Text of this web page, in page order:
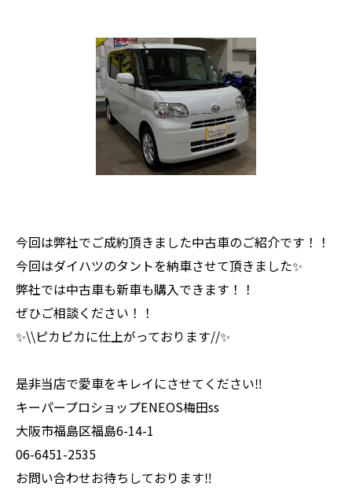
今回は弊社でご成約頂きました中古車のご紹介です！！
今回はダイハツのタントを納車させて頂きました✨
弊社では中古車も新車も購入できます！！
ぜひご相談ください！！
✨\\ピカピカに仕上がっております//✨
是非当店で愛車をキレイにさせてください‼️
キーパープロショップENEOS梅田ss
大阪市福島区福島6-14-1
06-6451-2535
お問い合わせお待ちしております‼️